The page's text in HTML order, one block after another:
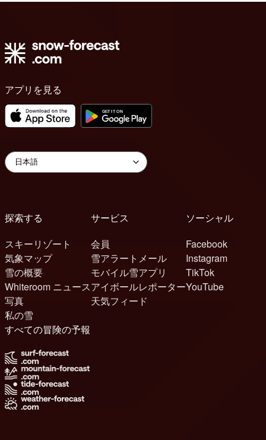
アプリを見る
探索する
スキーリゾート
気象マップ
雪の概要
Whiteroom ニュース
写真
私の雪
サービス
会員
雪アラートメール
モバイル雪アプリ
アイボールレポーター
天気フィード
ソーシャル
Facebook
Instagram
TikTok
YouTube
すべての冒険の予報